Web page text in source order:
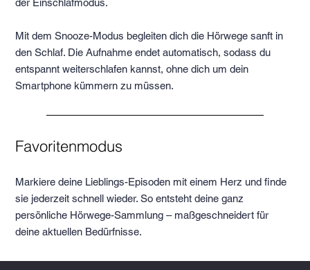
der Einschlafmodus.
Mit dem Snooze-Modus begleiten dich die Hörwege sanft in
den Schlaf. Die Aufnahme endet automatisch, sodass du
entspannt weiterschlafen kannst, ohne dich um dein
Smartphone kümmern zu müssen.
Favoritenmodus
Markiere deine Lieblings-Episoden mit einem Herz und finde
sie jederzeit schnell wieder. So entsteht deine ganz
persönliche Hörwege-Sammlung – maßgeschneidert für
deine aktuellen Bedürfnisse.